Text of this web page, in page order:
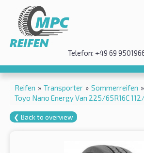
Telefon: +49 69
Reifen » Transporter » Sommerreifen »
Toyo Nano Energy Van 225/65R16C
❮ Back to overview